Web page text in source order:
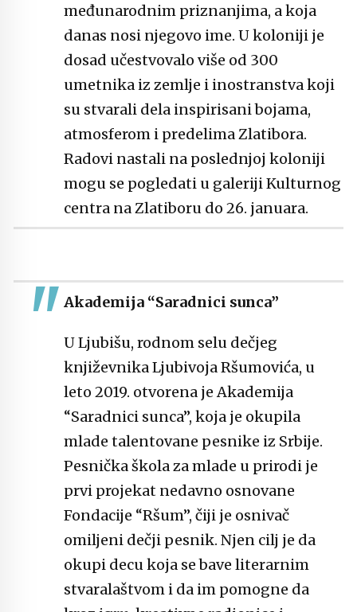
međunarodnim priznanjima, a koja
danas nosi njegovo ime. U koloniji je
dosad učestvovalo više od 300
umetnika iz zemlje i inostranstva koji
su stvarali dela inspirisani bojama,
atmosferom i predelima Zlatibora.
Radovi nastali na poslednjoj koloniji
mogu se pogledati u galeriji Kulturnog
centra na Zlatiboru do 26. januara.
Akademija “Saradnici sunca”
U Ljubišu, rodnom selu dečjeg
književnika Ljubivoja Ršumovića, u
leto 2019. otvorena je Akademija
“Saradnici sunca”, koja je okupila
mlade talentovane pesnike iz Srbije.
Pesnička škola za mlade u prirodi je
prvi projekat nedavno osnovane
Fondacije “Ršum”, čiji je osnivač
omiljeni dečji pesnik. Njen cilj je da
okupi decu koja se bave literarnim
stvaralaštvom i da im pomogne da